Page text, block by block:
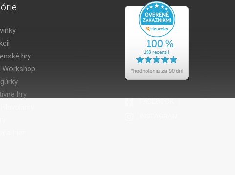
hry
Workshop
hry